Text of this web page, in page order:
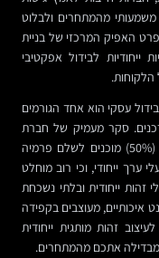
משמעותי מהמתחרים ולבלוט
האפיק המרכזי של בניית
ייחודיות לבידול אפקטיבי
הלקוחות.
עסקי הוא אחד הגורמים
סקר מעמיק של חברת
הייעוץ McKinsey כי למעלה ממחצית הצרכנים (50%) מוכנים לשלם פרמיה
ערך ייחודי, וכי רוב מוחלט
זהות ייחודית ובלתי נשכחת
מעוצבים בקפידה
זהות מותגית ייחודית
אתכם מהמתחרים.